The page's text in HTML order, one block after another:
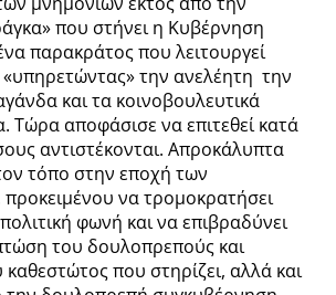
που στήνει η Κυβέρνηση
παρακράτος που λειτουργεί
την ανελέητη την
και τα κοινοβουλευτικά
Τώρα αποφάσισε να επιτεθεί κατά
αντιστέκονται. Απροκάλυπτα
τόπο στην εποχή των
να τρομοκρατήσει
φωνή και να επιβραδύνει
του δουλοπρεπούς και
που στηρίζει, αλλά και